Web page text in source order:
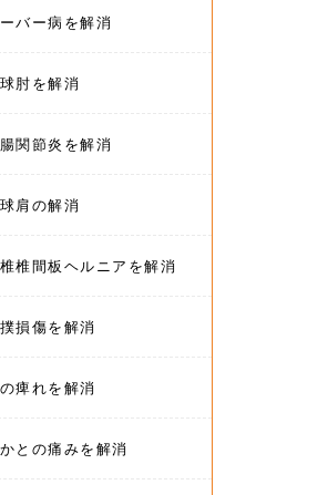
バー病を解消
肘を解消
関節炎を解消
肩の解消
椎間板ヘルニアを解消
損傷を解消
痺れを解消
との痛みを解消